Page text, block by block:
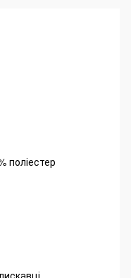
поліестер